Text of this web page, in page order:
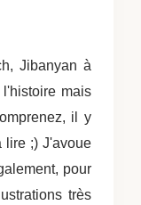
Jibanyan à
mais
il y
lire ;) J'avoue
pour
très